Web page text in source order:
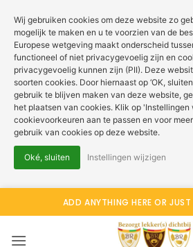
naar
ADD ANYTHING HERE OR
Wij gebruiken cookies om deze website zo
mogelijk te maken en u te voorzien van de
Europese wetgeving maakt onderscheid
functioneel of niet privacygevoelig zijn en
privacygevoelig kunnen zijn (PII). Deze
soorten cookies. Door hiernaast op ‘OK,
gebruik te blijven maken van deze website,
het plaatsen van cookies. Klik op
cookievoorkeuren aan te passen en voor
gebruik van cookies op deze website.
Oké, sluiten Instellingen wijzigen